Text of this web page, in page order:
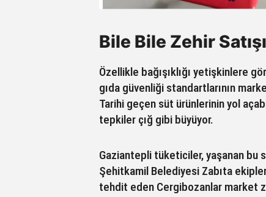
Bile Bile Zehir
Özellikle bağışıklığı yetişkinlere
gıda güvenliği standartlarının
Tarihi geçen süt ürünlerinin yol
tepkiler çığ gibi büyüyor.
Gaziantepli tüketiciler, yaşanan bu
Şehitkamil Belediyesi Zabıta
tehdit eden Cergibozanlar market